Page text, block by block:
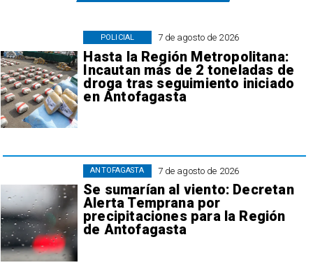
7 de agosto de 2026
Hasta la Región Metropolitana:
Incautan más de 2 toneladas de
droga tras seguimiento iniciado
en Antofagasta
POLICIAL
7 de agosto de 2026
Se sumarían al viento: Decretan
Alerta Temprana por
precipitaciones para la Región
de Antofagasta
ANTOFAGASTA